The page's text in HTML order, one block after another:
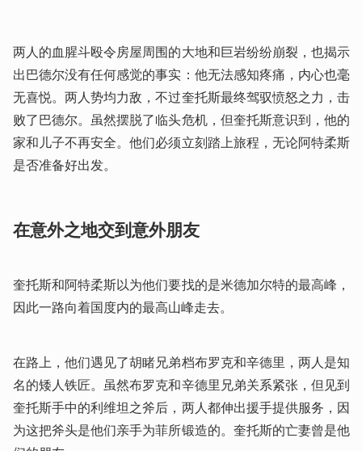
两人的血腥斗殴令房屋周围的大地和巨岩纷纷崩裂，也揭示
出巴德尔没有任何感觉的事实：他无法感知疼痛，内心也毫
无喜悦。两人势均力敌，不过奎托斯最终驾驭愤怒之力，击
败了巴德尔。虽然摆脱了临头危机，但奎托斯意识到，他的
家和儿子不再安全。他们必须立刻踏上旅程，无论阿特柔斯
是否准备好出发。
在意外之地交到意外朋友
奎托斯和阿特柔斯以为他们要找的是米德加尔特的最高峰，
因此一路向着国度内的最高山峰走去。
在路上，他们遇见了胡睹兄弟档布罗克和辛德里，两人是知
名的矮人铁匠。虽然布罗克和辛德里兄弟关系紧张，但见到
奎托斯手中的利维坦之斧后，两人都伸出援手提供服务，因
为这把斧头是他们亲手为菲所锻造的。奎托斯的亡妻曾是他